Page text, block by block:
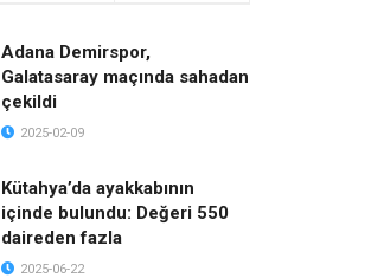
Adana Demirspor,
Galatasaray maçında sahadan
çekildi
2025-02-09
Kütahya’da ayakkabının
içinde bulundu: Değeri 550
daireden fazla
2025-06-22